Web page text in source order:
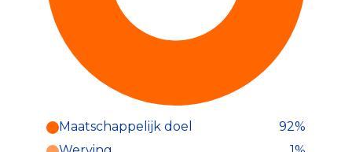
Maatschappelijk doel
92%